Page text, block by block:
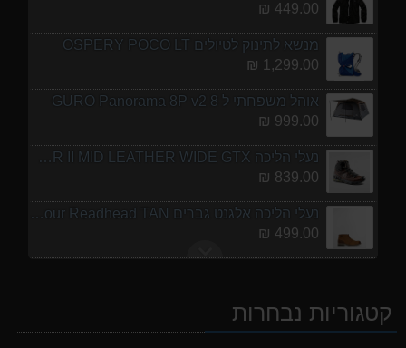
449.00 ₪
מנשא לתינוק לטיולים OSPERY POCO LT
1,299.00 ₪
אוהל משפחתי ל 8 GURO Panorama 8P v2
999.00 ₪
נעלי הליכה ULTRA RAPTOR II MID LEATHER WIDE GTX
839.00 ₪
נעלי הליכה אלגנט גברים Barbour Readhead TAN
499.00 ₪
קטגוריות נבחרות